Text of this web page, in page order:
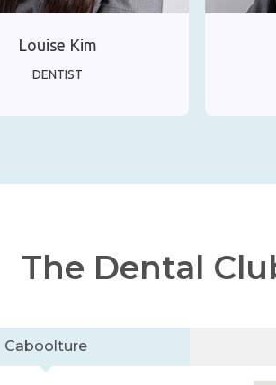
Louise Kim
DENTIST
The Dental
Caboolture